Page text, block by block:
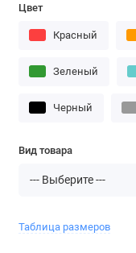
Цвет
Красный
Зеленый
Черный
Вид товара
Таблица размеров